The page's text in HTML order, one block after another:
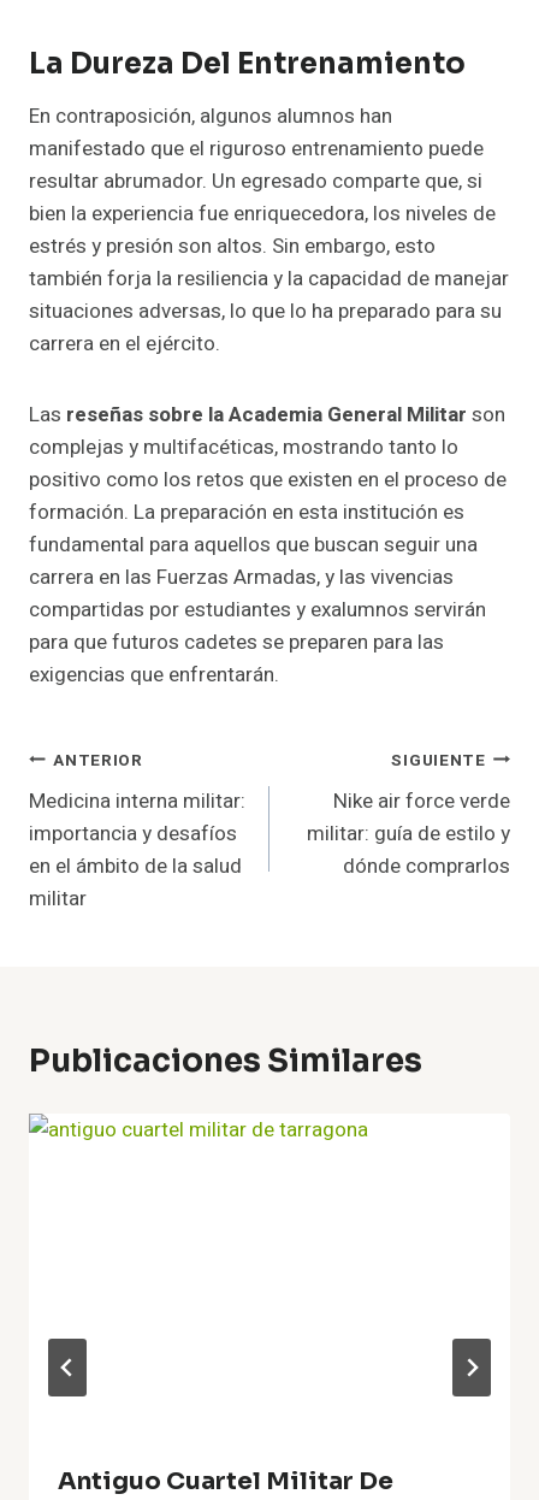
La Dureza Del Entrenamiento
En contraposición, algunos alumnos han
manifestado que el riguroso entrenamiento puede
resultar abrumador. Un egresado comparte que, si
bien la experiencia fue enriquecedora, los niveles de
estrés y presión son altos. Sin embargo, esto
también forja la resiliencia y la capacidad de manejar
situaciones adversas, lo que lo ha preparado para su
carrera en el ejército.
Las reseñas sobre la Academia General Militar son
complejas y multifacéticas, mostrando tanto lo
positivo como los retos que existen en el proceso de
formación. La preparación en esta institución es
fundamental para aquellos que buscan seguir una
carrera en las Fuerzas Armadas, y las vivencias
compartidas por estudiantes y exalumnos servirán
para que futuros cadetes se preparen para las
exigencias que enfrentarán.
Navegación
De
Entradas
ANTERIOR
Medicina interna militar:
importancia y desafíos
en el ámbito de la salud
militar
SIGUIENTE
Nike air force verde
militar: guía de estilo y
dónde comprarlos
Publicaciones Similares
Antiguo Cuartel Militar De